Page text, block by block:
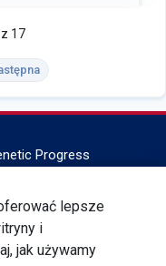
17
lepsze
i
jak używamy
services and
of Genus plc.